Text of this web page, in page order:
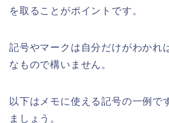
を取ることがポイントです。
記号やマークは自分だけがわかれ
なもので構いません。
以下はメモに使える記号の一例で
ましょう。